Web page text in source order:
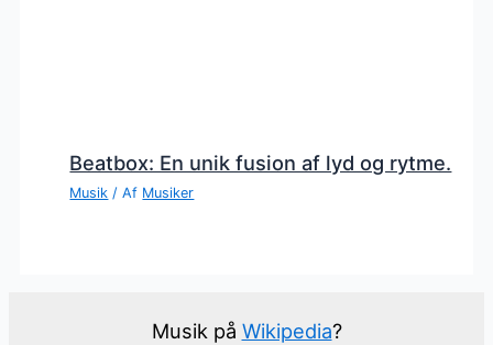
Beatbox: En unik fusion af lyd og rytme.
Musik / Af Musiker
Musik på Wikipedia?